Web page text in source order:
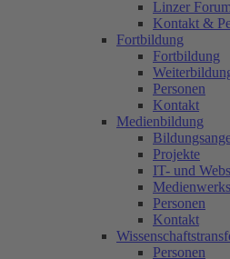
Linzer
Kontakt &
Fortbildung
Fortbildung
Personen
Kontakt
Medienbildung
Projekte
IT- und
Personen
Kontakt
Personen